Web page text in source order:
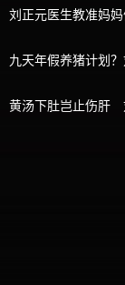
刘正元医生教准妈
九天年假养猪计划
黄汤下肚岂止伤肝